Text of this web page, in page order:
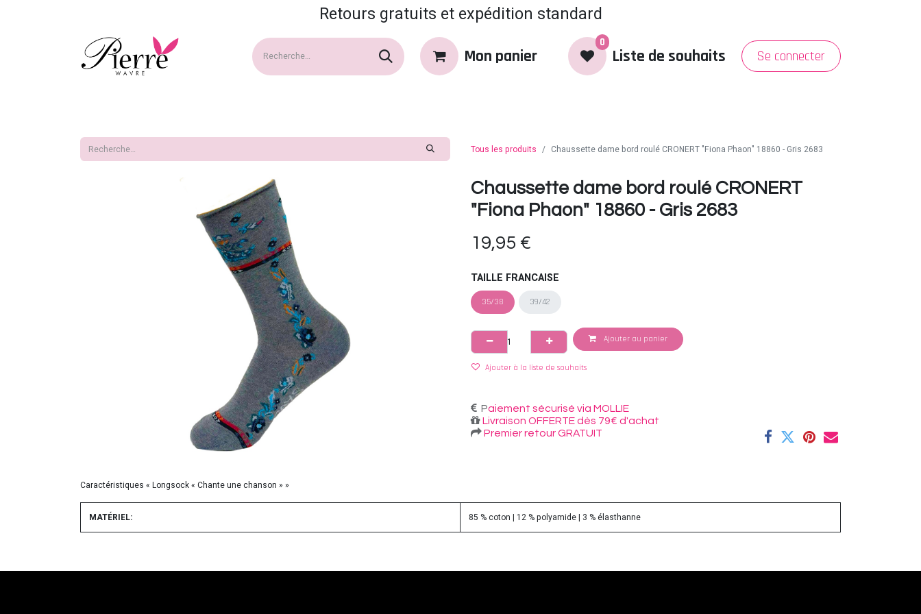
Retours gratuits et expédition standard
Mon panier
0
Liste de souhaits Se connecter
Tous les produits Chaussette dame bord roulé CRONERT "Fiona Phaon" 18860 - Gris 2683
Chaussette dame bord roulé CRONERT
"Fiona Phaon" 18860 - Gris 2683
19,95 €
TAILLE FRANCAISE
35/38 39/42
Ajouter au panier
Ajouter à la liste de souhaits
Paiement sécurisé via MOLLIE
Livraison OFFERTE dès 79€ d'achat
Premier retour GRATUIT
Caractéristiques « Longsock « Chante une chanson » »
MATÉRIEL: 85 % coton | 12 % polyamide | 3 % élasthanne